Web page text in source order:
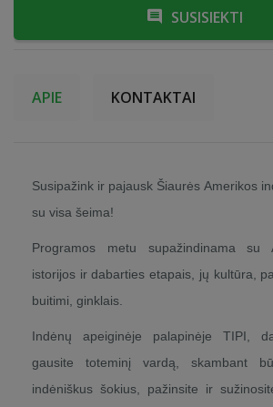
SUSISIEKTI
APIE KONTAKTAI
Susipažink ir pajausk Šiaurės Amerikos
su visa šeima!
Programos metu supažindinama su
istorijos ir dabarties etapais, jų kultūra,
buitimi, ginklais.
Indėnų apeiginėje palapinėje TIPI,
gausite toteminį vardą, skambant
indėniškus šokius, pažinsite ir